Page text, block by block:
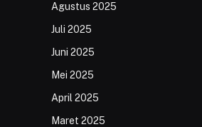
Agustus 2025
Juli 2025
Juni 2025
Mei 2025
April 2025
Maret 2025